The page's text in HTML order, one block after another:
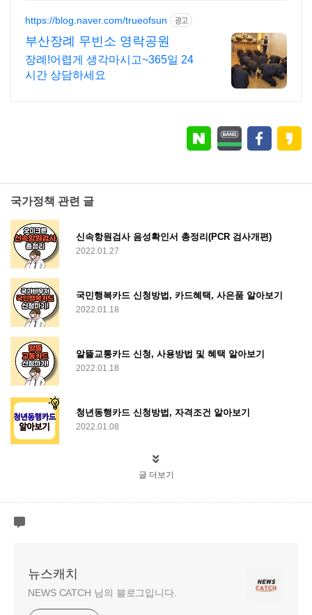
https://blog.naver.com/trueofsun 광고
부산장례 무빈소 영락공원
장례!어렵게 생각마시고~365일 24
시간 상담하세요
국가정책 관련 글
신속항원검사 음성확인서 총정리(PCR 검사개편)
2022.01.27
국민행복카드 신청방법, 카드혜택, 사은품 알아보기
2022.01.18
알뜰교통카드 신청, 사용방법 및 혜택 알아보기
2022.01.18
청년동행카드 신청방법, 자격조건 알아보기
2022.01.08
글 더보기
뉴스캐치
NEWS CATCH 님의 블로그입니다.